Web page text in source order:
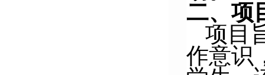
二、项
项目
作意识